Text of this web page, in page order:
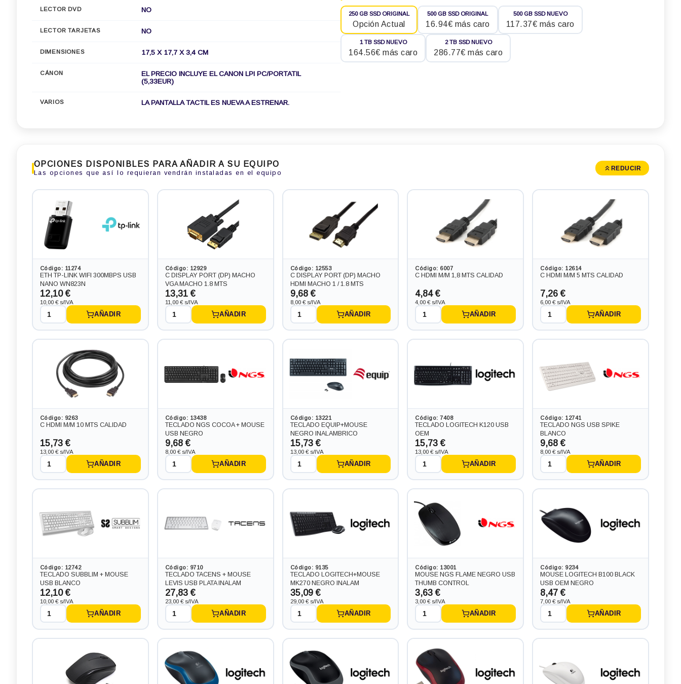
LECTOR DVD NO
LECTOR TARJETAS NO
DIMENSIONES 17,5 X 17,7 X 3,4 CM
CÁNON
EL PRECIO INCLUYE EL CANON LPI PC/PORTATIL
(5,33EUR)
VARIOS LA PANTALLA TACTIL ES NUEVA A ESTRENAR.
250 GB SSD ORIGINAL
Opción Actual
500 GB SSD ORIGINAL
16.94€ más caro
500 GB SSD NUEVO
117.37€ más caro
1 TB SSD NUEVO
164.56€ más caro
2 TB SSD NUEVO
286.77€ más caro
OPCIONES DISPONIBLES PARA AÑADIR A SU EQUIPO
Las opciones que así lo requieran vendrán instaladas en el equipo
REDUCIR
Código: 11274
ETH TP-LINK WIFI 300MBPS USB
NANO WN823N
12,10 €
10,00 € s/IVA
AÑADIR
Código: 12929
C DISPLAY PORT (DP) MACHO
VGA MACHO 1.8 MTS
13,31 €
11,00 € s/IVA
AÑADIR
Código: 12553
C DISPLAY PORT (DP) MACHO
HDMI MACHO 1 / 1.8 MTS
9,68 €
8,00 € s/IVA
AÑADIR
Código: 6007
C HDMI M/M 1,8 MTS CALIDAD
4,84 €
4,00 € s/IVA
AÑADIR
Código: 12614
C HDMI M/M 5 MTS CALIDAD
7,26 €
6,00 € s/IVA
AÑADIR
Código: 9263
C HDMI M/M 10 MTS CALIDAD
15,73 €
13,00 € s/IVA
AÑADIR
Código: 13438
TECLADO NGS COCOA + MOUSE
USB NEGRO
9,68 €
8,00 € s/IVA
AÑADIR
Código: 13221
TECLADO EQUIP+MOUSE
NEGRO INALAMBRICO
15,73 €
13,00 € s/IVA
AÑADIR
Código: 7408
TECLADO LOGITECH K120 USB
OEM
15,73 €
13,00 € s/IVA
AÑADIR
Código: 12741
TECLADO NGS USB SPIKE
BLANCO
9,68 €
8,00 € s/IVA
AÑADIR
Código: 12742
TECLADO SUBBLIM + MOUSE
USB BLANCO
12,10 €
10,00 € s/IVA
AÑADIR
Código: 9710
TECLADO TACENS + MOUSE
LEVIS USB PLATA INALAM
27,83 €
23,00 € s/IVA
AÑADIR
Código: 9135
TECLADO LOGITECH+MOUSE
MK270 NEGRO INALAM
35,09 €
29,00 € s/IVA
AÑADIR
Código: 13001
MOUSE NGS FLAME NEGRO USB
THUMB CONTROL
3,63 €
3,00 € s/IVA
AÑADIR
Código: 9234
MOUSE LOGITECH B100 BLACK
USB OEM NEGRO
8,47 €
7,00 € s/IVA
AÑADIR